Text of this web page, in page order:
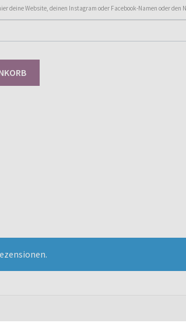
deine Website, deinen Instagram oder Facebook-Namen oder den